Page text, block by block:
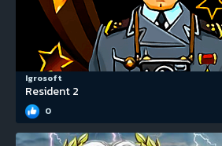
Igrosoft
Resident 2
0